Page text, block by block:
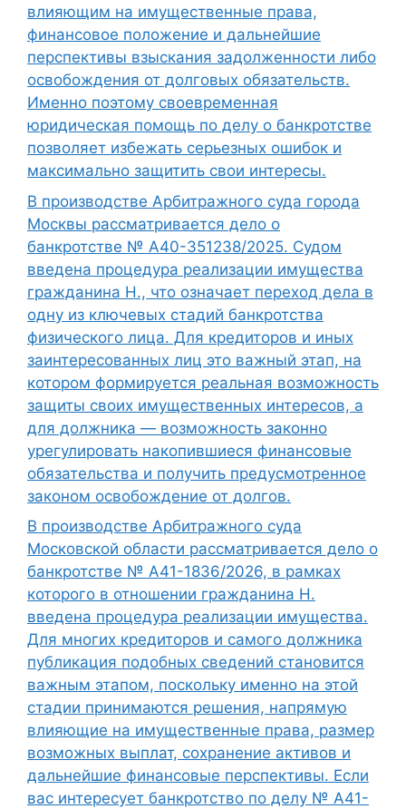
влияющим на имущественные права,
финансовое положение и дальнейшие
перспективы взыскания задолженности либо
освобождения от долговых обязательств.
Именно поэтому своевременная
юридическая помощь по делу о банкротстве
позволяет избежать серьезных ошибок и
максимально защитить свои интересы.
В производстве Арбитражного суда города
Москвы рассматривается дело о
банкротстве № А40-351238/2025. Судом
введена процедура реализации имущества
гражданина Н., что означает переход дела в
одну из ключевых стадий банкротства
физического лица. Для кредиторов и иных
заинтересованных лиц это важный этап, на
котором формируется реальная возможность
защиты своих имущественных интересов, а
для должника — возможность законно
урегулировать накопившиеся финансовые
обязательства и получить предусмотренное
законом освобождение от долгов.
В производстве Арбитражного суда
Московской области рассматривается дело о
банкротстве № А41-1836/2026, в рамках
которого в отношении гражданина Н.
введена процедура реализации имущества.
Для многих кредиторов и самого должника
публикация подобных сведений становится
важным этапом, поскольку именно на этой
стадии принимаются решения, напрямую
влияющие на имущественные права, размер
возможных выплат, сохранение активов и
дальнейшие финансовые перспективы. Если
вас интересует банкротство по делу № А41-